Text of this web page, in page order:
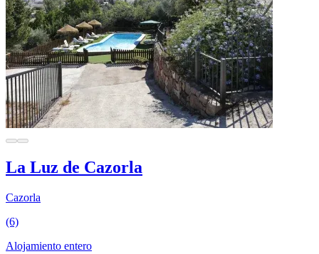
La Luz de Cazorla
Cazorla
(6)
Alojamiento entero